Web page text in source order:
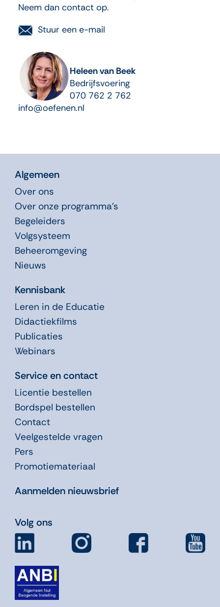
Neem dan contact op.
Stuur een e-mail
Heleen van Beek
Bedrijfsvoering
070 762 2 762
info@oefenen.nl
Algemeen
Over ons
Over onze programma’s
Begeleiders
Volgsysteem
Beheeromgeving
Nieuws
Kennisbank
Leren in de Educatie
Didactiekfilms
Publicaties
Webinars
Service en contact
Licentie bestellen
Bordspel bestellen
Contact
Veelgestelde vragen
Pers
Promotiemateriaal
Aanmelden nieuwsbrief
Volg ons